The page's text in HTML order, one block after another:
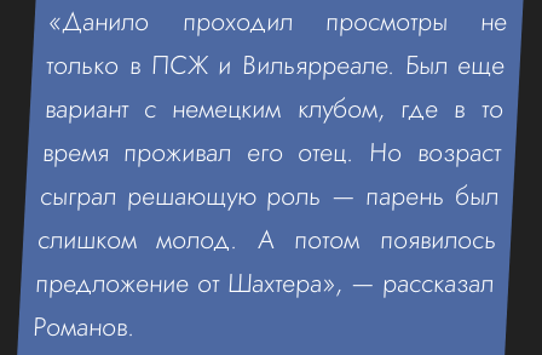
«Данило проходил просмотры не
только в ПСЖ и Вильярреале. Был еще
вариант с немецким клубом, где в то
время проживал его отец. Но возраст
сыграл решающую роль — парень был
слишком молод. А потом появилось
предложение от Шахтера», — рассказал
Романов.